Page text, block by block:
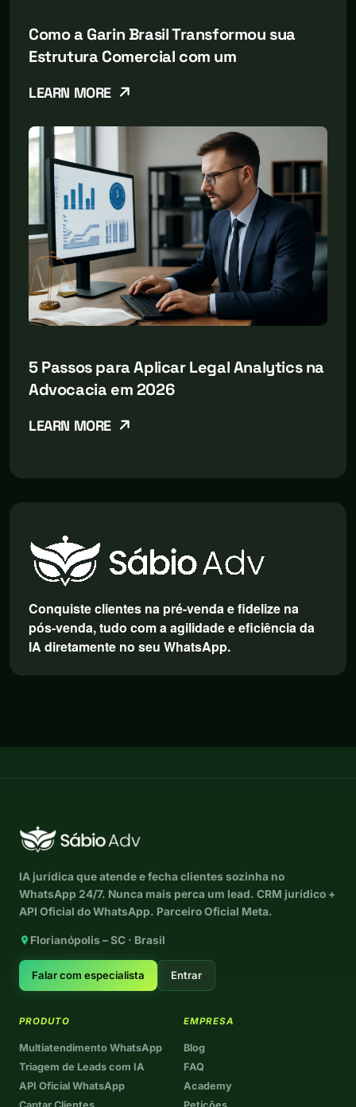
Como a Garin Brasil Transformou sua
Estrutura Comercial com um
LEARN MORE
5 Passos para Aplicar Legal Analytics na
Advocacia em 2026
LEARN MORE
Conquiste clientes na pré-venda e fidelize na
pós-venda, tudo com a agilidade e eficiência da
IA diretamente no seu WhatsApp.
IA jurídica que atende e fecha clientes sozinha no
WhatsApp 24/7. Nunca mais perca um lead. CRM jurídico +
API Oficial do WhatsApp. Parceiro Oficial Meta.
Florianópolis – SC · Brasil
Falar com especialista Entrar
PRODUTO
Multiatendimento WhatsApp
Triagem de Leads com IA
API Oficial WhatsApp
EMPRESA
Blog
FAQ
Academy